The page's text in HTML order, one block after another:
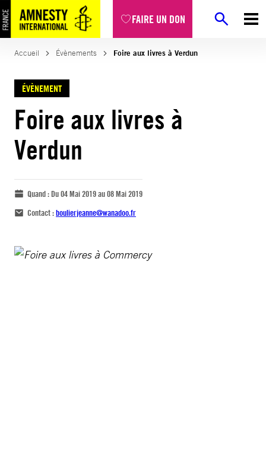
FAIRE UN DON
Accueil Évènements Foire aux livres à Verdun
ÉVÈNEMENT
Foire aux livres à
Verdun
Quand :Du 04 Mai 2019 au 08 Mai 2019
Contact :boulierjeanne@wanadoo.fr